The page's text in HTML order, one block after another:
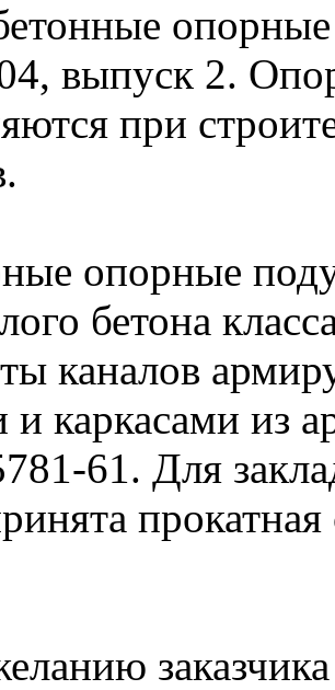
выпуск 2.
при
опорные
бетона
каналов
и каркасами из
61. Для
заказчика